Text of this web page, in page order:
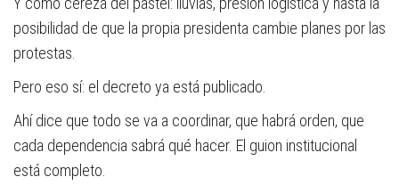
posibilidad de que la propia presidenta cambie planes por las
protestas.
Pero eso sí: el decreto ya está publicado.
Ahí dice que todo se va a coordinar, que habrá orden, que
cada dependencia sabrá qué hacer. El guion institucional
está completo.